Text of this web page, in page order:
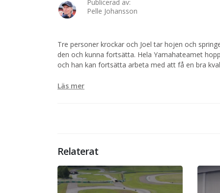
Publicerad av:
Pelle Johansson
Tre personer krockar och Joel tar hojen och
den och kunna fortsätta. Hela Yamahateamet
och han kan fortsätta arbeta med att få en bra
Läs mer
Relaterat